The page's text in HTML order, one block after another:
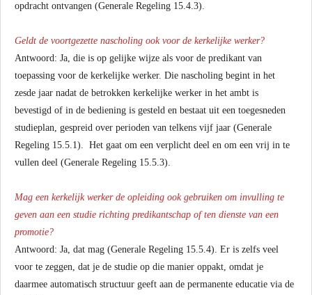
opdracht ontvangen (Generale Regeling 15.4.3).
Geldt de voortgezette nascholing ook voor de kerkelijke werker?
Antwoord: Ja, die is op gelijke wijze als voor de predikant van
toepassing voor de kerkelijke werker. Die nascholing begint in het
zesde jaar nadat de betrokken kerkelijke werker in het ambt is
bevestigd of in de bediening is gesteld en bestaat uit een toegesneden
studieplan, gespreid over perioden van telkens vijf jaar (Generale
Regeling 15.5.1). Het gaat om een verplicht deel en om een vrij in te
vullen deel (Generale Regeling 15.5.3).
Mag een kerkelijk werker de opleiding ook gebruiken om invulling te
geven aan een studie richting predikantschap of ten dienste van een
promotie?
Antwoord: Ja, dat mag (Generale Regeling 15.5.4). Er is zelfs veel
voor te zeggen, dat je de studie op die manier oppakt, omdat je
daarmee automatisch structuur geeft aan de permanente educatie via de